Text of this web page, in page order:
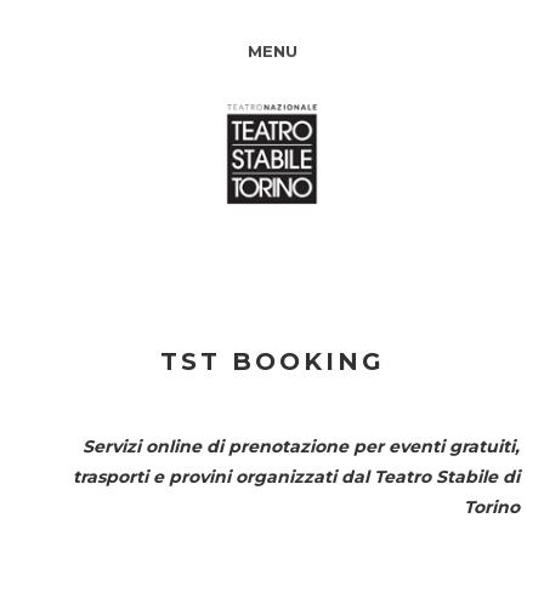
MENU
TST BOOKING
Servizi online di prenotazione per eventi gratuiti,
trasporti e provini organizzati dal Teatro Stabile di
Torino